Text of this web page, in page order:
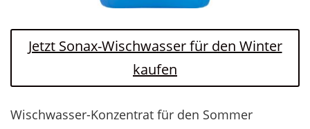
Jetzt Sonax-Wischwasser für den Winter
kaufen
Wischwasser-Konzentrat für den Sommer